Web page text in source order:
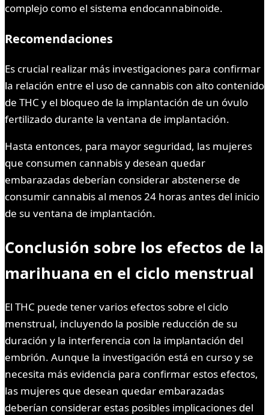
complejo como el sistema endocannabinoide.
Recomendaciones
Es crucial realizar más investigaciones para confirmar
la relación entre el uso de cannabis con alto contenido
de THC y el bloqueo de la implantación de un óvulo
fertilizado durante la ventana de implantación.
Hasta entonces, para mayor seguridad, las mujeres
que consumen cannabis y desean quedar
embarazadas deberían considerar abstenerse de
consumir cannabis al menos 24 horas antes del inicio
de su ventana de implantación.
Conclusión sobre los efectos de la
marihuana en el ciclo menstrual
El THC puede tener varios efectos sobre el ciclo
menstrual, incluyendo la posible reducción de su
duración y la interferencia con la implantación del
embrión. Aunque la investigación está en curso y se
necesita más evidencia para confirmar estos efectos,
las mujeres que desean quedar embarazadas
deberían considerar estas posibles implicaciones del